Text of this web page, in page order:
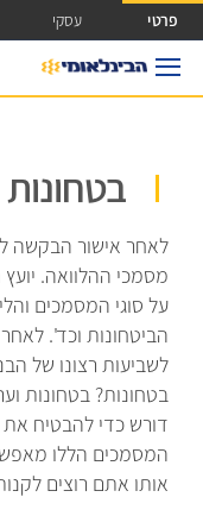
גישה ישירה לכפתור כניסה
פרטי עסקי
לאחר אישור הבקשה
מסמכי ההלוואה.
על סוגי המסמכים
הביטחונות וכד'.
לשביעות רצונו של
בטחונות? בטחונות
דורש כדי להבטיח
המסמכים הללו
אותו אתם רוצים